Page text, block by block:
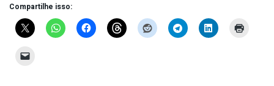
Compartilhe isso: